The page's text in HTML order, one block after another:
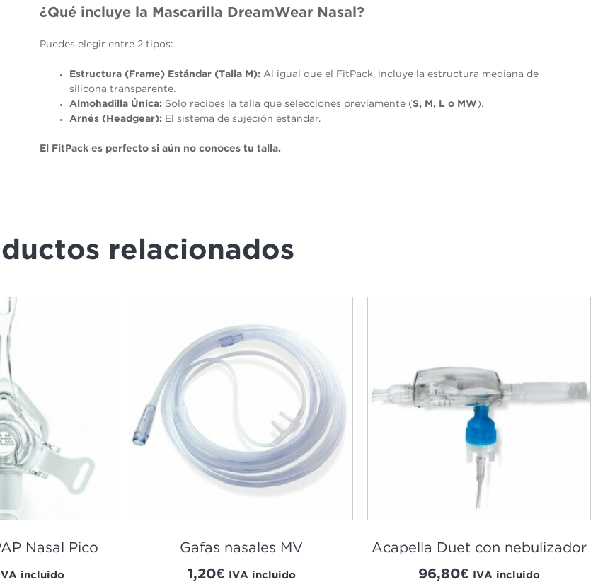
¿Qué incluye la Mascarilla DreamWear Nasal?
Puedes elegir entre 2 tipos:
Estructura (Frame) Estándar (Talla M):Al igual que el FitPack, incluye la estructura mediana de
silicona transparente.
Almohadilla Única:Solo recibes la talla que selecciones previamente (S, M, L o MW ).
Arnés (Headgear):El sistema de sujeción estándar.
El FitPack es perfecto si aún no conoces tu talla.
relacionados
Nasal Pico
IVA incluido
Gafas nasales MV
1,20€ IVA incluido
Acapella Duet con nebulizador
96,80€ IVA incluido
rechaza estas
cookies,
funcionalidades
desaparecerán
Marketing
Al compartir tus
comportamiento
mientras visitas